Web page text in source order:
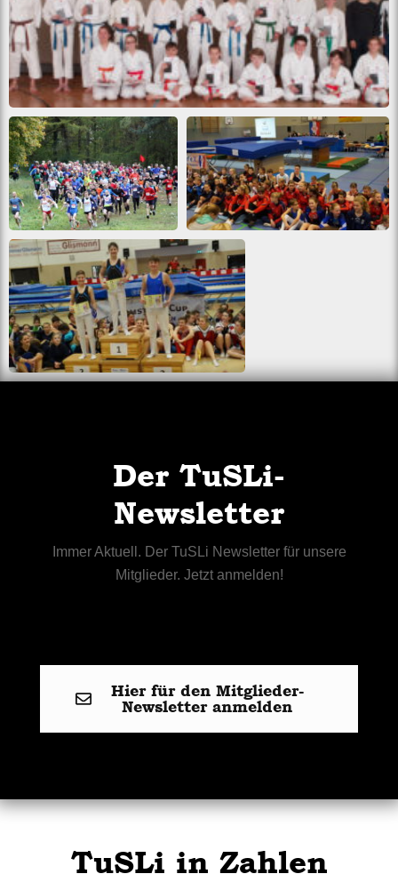
Der TuSLi-
Newsletter
Immer Aktuell. Der TuSLi Newsletter für unsere
Mitglieder. Jetzt anmelden!
Hier für den Mitglieder-
Newsletter anmelden
TuSLi in Zahlen